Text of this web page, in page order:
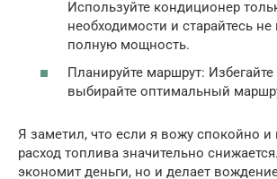
Используйте кондиционер
необходимости и старайтесь
полную мощность.
Планируйте маршрут:
выбирайте оптимальный
Я заметил, что если я вожу спокойно и
расход топлива значительно
экономит деньги, но и делает